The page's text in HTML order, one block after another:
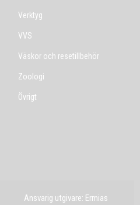
Verktyg
VVS
Väskor och resetillbehör
Zoologi
Övrigt
Ansvarig utgivare: Ermias